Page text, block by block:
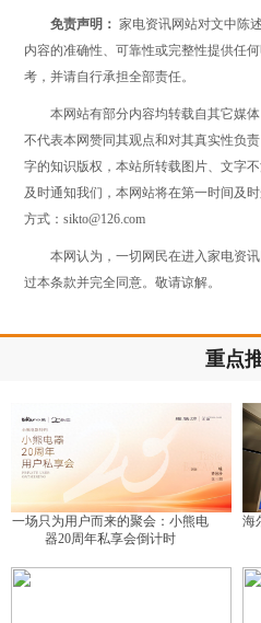
免责声明： 家电资讯网站对文中陈
内容的准确性、可靠性或完整性提供任
考，并请自行承担全部责任。
本网站有部分内容均转载自其它媒
不代表本网赞同其观点和对其真实性负
字的知识版权，本站所转载图片、文字
及时通知我们，本网站将在第一时间及
方式：sikto@126.com
本网认为，一切网民在进入家电资
过本条款并完全同意。敬请谅解。
重点
一场只为用户而来的聚会：小熊电
器20周年私享会倒计时
海